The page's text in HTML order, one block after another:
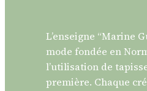
L’enseigne “Marine
mode fondée en
l’utilisation de
première. Chaque